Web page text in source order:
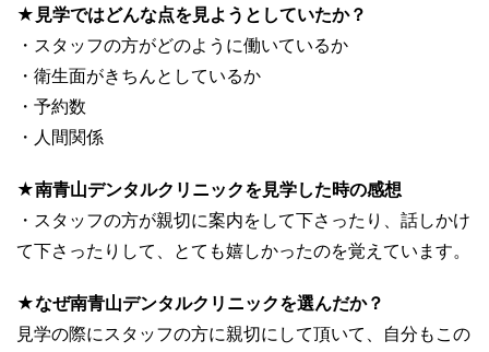
★見学ではどんな点を見ようとしていたか？
・スタッフの方がどのように働いているか
・衛生面がきちんとしているか
・予約数
・人間関係
★南青山デンタルクリニックを見学した時の感想
・スタッフの方が親切に案内をして下さったり、話しかけ
て下さったりして、とても嬉しかったのを覚えています。
★なぜ南青山デンタルクリニックを選んだか？
見学の際にスタッフの方に親切にして頂いて、自分もこの